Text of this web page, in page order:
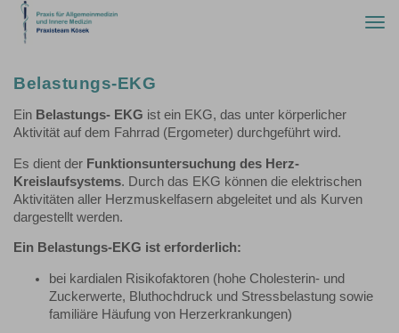
Belastungs-EKG
Ein Belastungs- EKG ist ein EKG, das unter körperlicher
Aktivität auf dem Fahrrad (Ergometer) durchgeführt wird.
Es dient der Funktionsuntersuchung des Herz-
Kreislaufsystems. Durch das EKG können die elektrischen
Aktivitäten aller Herzmuskelfasern abgeleitet und als Kurven
dargestellt werden.
Ein Belastungs-EKG ist erforderlich:
bei kardialen Risikofaktoren (hohe Cholesterin- und
Zuckerwerte, Bluthochdruck und Stressbelastung sowie
familiäre Häufung von Herzerkrankungen)